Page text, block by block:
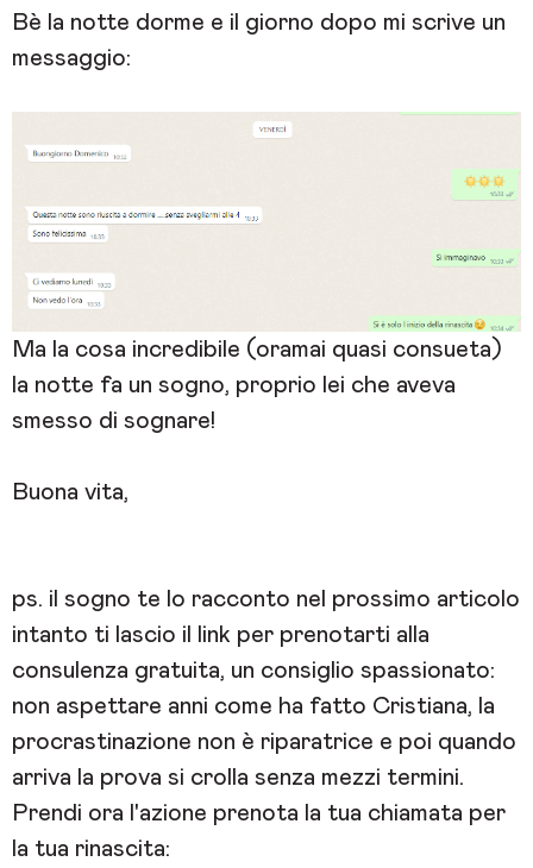
Bè la notte dorme e il giorno dopo mi scrive un
messaggio:
Ma la cosa incredibile (oramai quasi consueta)
la notte fa un sogno, proprio lei che aveva
smesso di sognare!
Buona vita,
ps. il sogno te lo racconto nel prossimo articolo
intanto ti lascio il link per prenotarti alla
consulenza gratuita, un consiglio spassionato:
non aspettare anni come ha fatto Cristiana, la
procrastinazione non è riparatrice e poi quando
arriva la prova si crolla senza mezzi termini.
Prendi ora l'azione prenota la tua chiamata per
la tua rinascita: